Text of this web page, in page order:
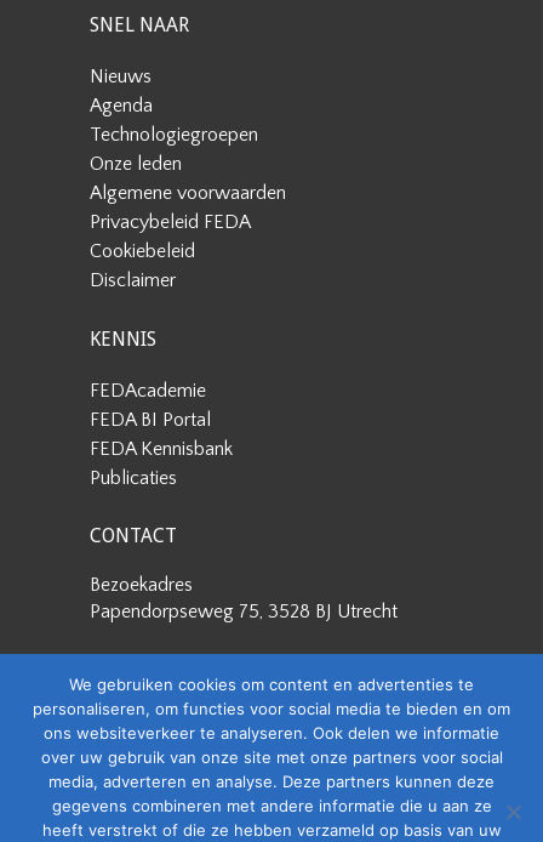
SNEL NAAR
Nieuws
Agenda
Technologiegroepen
Onze leden
Algemene voorwaarden
Privacybeleid FEDA
Cookiebeleid
Disclaimer
KENNIS
FEDAcademie
FEDA BI Portal
FEDA Kennisbank
Publicaties
CONTACT
Bezoekadres
Papendorpseweg 75, 3528 BJ Utrecht
Papendorpseweg 75, 3528 BJ Utrecht
Stuur een e-mail
info@feda.nl
Bel ons
We gebruiken cookies om content en advertenties te
personaliseren, om functies voor social media te bieden en om
ons websiteverkeer te analyseren. Ook delen we informatie
over uw gebruik van onze site met onze partners voor social
media, adverteren en analyse. Deze partners kunnen deze
gegevens combineren met andere informatie die u aan ze
heeft verstrekt of die ze hebben verzameld op basis van uw